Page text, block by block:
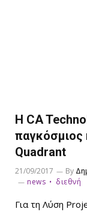
Η CA
παγκόσμιος
Quadrant
21/09/2017 By
news
διεθνή
Για τη Λύση